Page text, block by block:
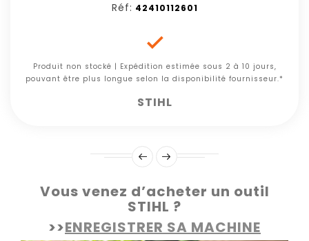
Réf: 42410112601

Produit non stocké | Expédition estimée sous 2 à 10 jours,
pouvant être plus longue selon la disponibilité fournisseur.*
STIHL
Vous venez d’acheter un outil
STIHL ?
>>ENREGISTRER SA MACHINE